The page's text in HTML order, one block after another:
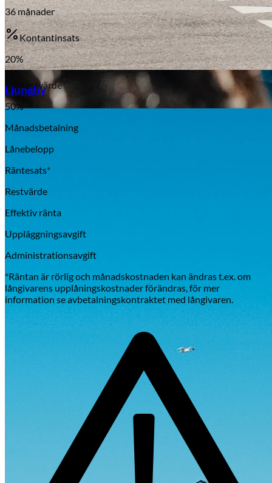
Aixiam
Honda
Ljungby
36månader
Kontantinsats
20%
Restvärde
50%
Månadsbetalning
Lånebelopp
Räntesats*
Restvärde
Effektiv ränta
Uppläggningsavgift
Administrationsavgift
*Räntan är rörlig och månadskostnaden kan ändras t.ex. om
långivarens upplåningskostnader förändras, för mer
information se avbetalningskontraktet med långivaren.